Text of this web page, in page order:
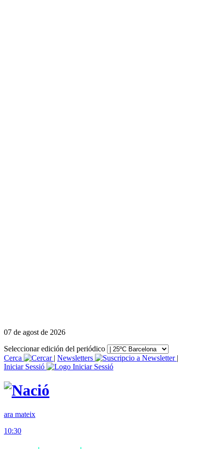
07 de agost de 2026
Seleccionar edición del periódico
Cerca
| Newsletters
|
Iniciar Sessió
ara mateix
10:30